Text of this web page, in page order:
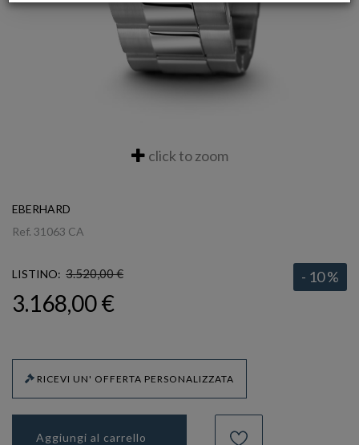
click to zoom
EBERHARD
Ref. 31063 CA
LISTINO: 3.520,00 € - 10 %
3.168,00 €
RICEVI UN' OFFERTA PERSONALIZZATA
Aggiungi al carrello